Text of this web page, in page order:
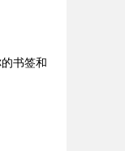
书签和